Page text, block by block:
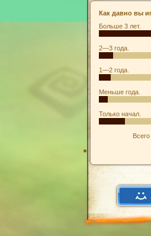
Как давно вы
Больше 3 лет.
2—3 года.
1—2 года.
Меньше года.
Только начал.